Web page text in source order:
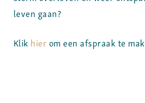
leven gaan?
Klik hier om een afspraak te